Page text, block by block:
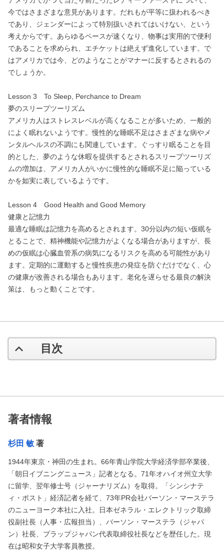
今ではさまざまな意見があります。だれもが平等に扱われるべき
であり、ジェンダーによって特別扱いされてはいけない、という
考えからです。あらゆるペースが速くなり、物事は実用的で便利
であることを求められ、エチケットは絶えず進化しています。で
はアメリカでは今、どのようなことがマナーに反するとされるの
でしょうか。
Lesson 3 To Sleep, Perchance to Dream
夢のスリープツーリズム
アメリカ人はストレスレベルが高くなることが多いため、一般的
によく眠れないようです。慢性的な睡眠不足はさまざまな病やメ
ンタルヘルスの不調にも関連しています。ぐっすり眠ることを目
的とした、夢のような休暇を提供するとされるスリープツーリズ
ムの増加は、アメリカ人がいかに慢性的な睡眠不足に陥っている
かを如実に表しているようです。
Lesson 4 Good Health and Good Memory
健康と記憶力
最適な睡眠は記憶力を高めるとされます。30分以内の短い仮眠を
とることで、精神機能や記憶力がよくなる場合がありますが、長
めの仮眠は心臓血管系の病気になるリスクを高める可能性があり
ます。定期的に運動すると慢性疾患の発症を防ぐだけでなく、心
の健康が改善される場合もあります。老化を遅らせる最良の解決
策は、もっと動くことです。
目次
著者情報
杉田 敏 著
1944年東京・神田の生まれ。66年青山学院大学経済学部卒業後、
「朝日イブニングニュース」記者となる。71年オハイオ州立大学
に留学、翌年修士号（ジャーナリズム）を取得。「シンシナテ
ィ・ポスト」経済記者を経て、73年PR会社バーソン・マーステラ
のニューヨーク本社に入社。日本ゼネラル・エレクトリック取締
役副社長（人事・広報担当）、バーソン・マーステラ（ジャパ
ン）社長、プラップジャパン代表取締役社長などを歴任した。現
在は昭和女子大学客員教授。